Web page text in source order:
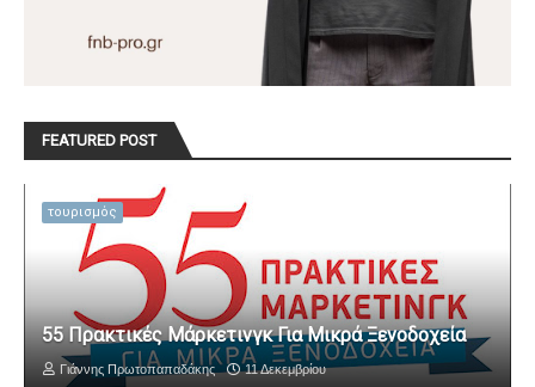
FEATURED POST
τουρισμός
55 Πρακτικές Μάρκετινγκ Για Μικρά Ξενοδοχεία
Γιάννης Πρωτοπαπαδάκης 11 Δεκεμβρίου